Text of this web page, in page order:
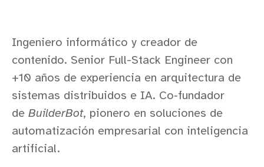
Ingeniero informático y creador de
contenido. Senior Full-Stack Engineer con
+10 años de experiencia en arquitectura de
sistemas distribuidos e IA. Co‑fundador
de BuilderBot, pionero en soluciones de
automatización empresarial con inteligencia
artificial.